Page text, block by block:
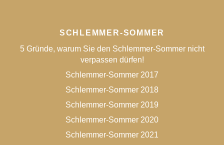
SCHLEMMER-SOMMER
5 Gründe, warum Sie den Schlemmer-Sommer nicht
verpassen dürfen!
Schlemmer-Sommer 2017
Schlemmer-Sommer 2018
Schlemmer-Sommer 2019
Schlemmer-Sommer 2020
Schlemmer-Sommer 2021